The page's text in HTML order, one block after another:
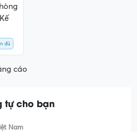
đủ
cáo
tự cho bạn
Nam